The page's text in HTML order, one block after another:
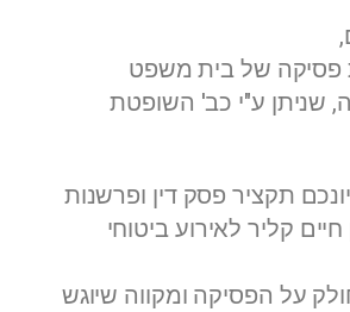
פסיקה של בית משפט
שניתן ע"י כב' השופטת
תקציר פסק דין ופרשנות
קליר לאירוע ביטוחי
על הפסיקה ומקווה שיוגש